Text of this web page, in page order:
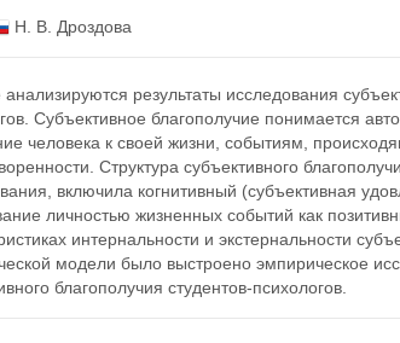
Н. В. Дроздова
анализируются результаты исследования
Субъективное благополучие понимается
человека к своей жизни, событиям,
Структура субъективного
включила когнитивный (субъективная
личностью жизненных событий как
интернальности и экстернальности
модели было выстроено эмпирическое
благополучия студентов-психологов.